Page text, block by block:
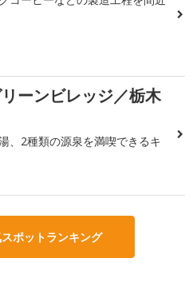
ーンビレッジ／栃木
、2種類の源泉を満喫できるキ
ポットランキング